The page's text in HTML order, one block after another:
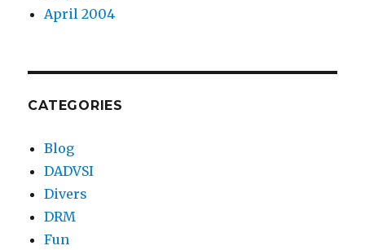
April 2004
CATEGORIES
Blog
DADVSI
Divers
DRM
Fun